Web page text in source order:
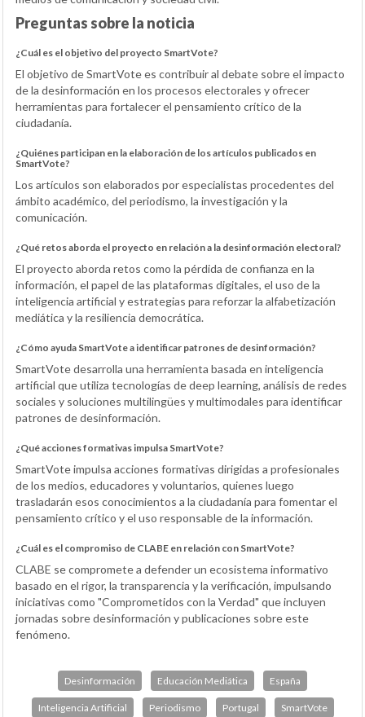
Preguntas sobre la noticia
¿Cuál es el objetivo del proyecto SmartVote?
El objetivo de SmartVote es contribuir al debate sobre el impacto
de la desinformación en los procesos electorales y ofrecer
herramientas para fortalecer el pensamiento crítico de la
ciudadanía.
¿Quiénes participan en la elaboración de los artículos publicados en
SmartVote?
Los artículos son elaborados por especialistas procedentes del
ámbito académico, del periodismo, la investigación y la
comunicación.
¿Qué retos aborda el proyecto en relación a la desinformación electoral?
El proyecto aborda retos como la pérdida de confianza en la
información, el papel de las plataformas digitales, el uso de la
inteligencia artificial y estrategias para reforzar la alfabetización
mediática y la resiliencia democrática.
¿Cómo ayuda SmartVote a identificar patrones de desinformación?
SmartVote desarrolla una herramienta basada en inteligencia
artificial que utiliza tecnologías de deep learning, análisis de redes
sociales y soluciones multilingües y multimodales para identificar
patrones de desinformación.
¿Qué acciones formativas impulsa SmartVote?
SmartVote impulsa acciones formativas dirigidas a profesionales
de los medios, educadores y voluntarios, quienes luego
trasladarán esos conocimientos a la ciudadanía para fomentar el
pensamiento crítico y el uso responsable de la información.
¿Cuál es el compromiso de CLABE en relación con SmartVote?
CLABE se compromete a defender un ecosistema informativo
basado en el rigor, la transparencia y la verificación, impulsando
iniciativas como "Comprometidos con la Verdad" que incluyen
jornadas sobre desinformación y publicaciones sobre este
fenómeno.
Desinformación Educación Mediática España
Inteligencia Artificial Periodismo Portugal SmartVote